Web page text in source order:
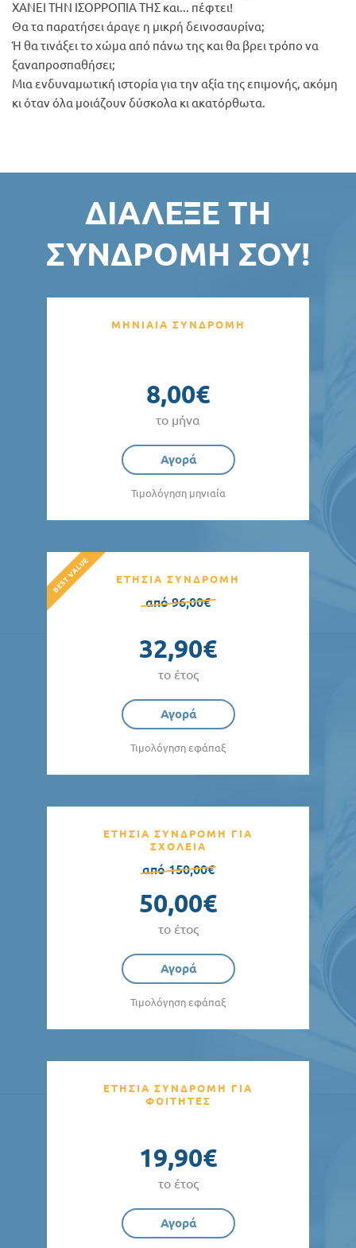
ΧΑΝΕΙ ΤΗΝ ΙΣΟΡΡΟΠΙΑ ΤΗΣ και... πέφτει!
Θα τα παρατήσει άραγε η μικρή δεινοσαυρίνα;
Ή θα τινάξει το χώμα από πάνω της και θα βρει τρόπο να
ξαναπροσπαθήσει;
Μια ενδυναμωτική ιστορία για την αξία της επιμονής, ακόμη
κι όταν όλα μοιάζουν δύσκολα κι ακατόρθωτα.
ΔΙΆΛΕΞΕ ΤΗ
ΣΥΝΔΡΟΜΉ ΣΟΥ!
ΜΗΝΙΑΙΑ ΣΥΝΔΡΟΜΗ
8,00€
το μήνα
Αγορά
Τιμολόγηση μηνιαία
ΕΤΗΣΙΑ ΣΥΝΔΡΟΜΗ
από 96,00€
32,90€
το έτος
Αγορά
Τιμολόγηση εφάπαξ
ΕΤΗΣΙΑ ΣΥΝΔΡΟΜΗ ΓΙΑ
ΣΧΟΛΕΙΑ
από 150,00€
50,00€
το έτος
Αγορά
Τιμολόγηση εφάπαξ
ΕΤΗΣΙΑ ΣΥΝΔΡΟΜΗ ΓΙΑ
ΦΟΙΤΗΤΕΣ
19,90€
το έτος
Αγορά